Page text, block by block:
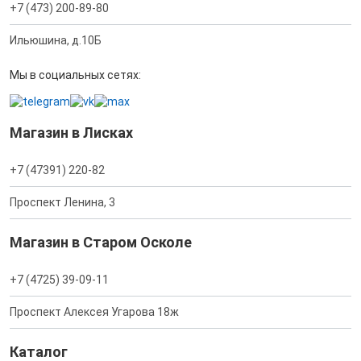
+7 (473) 200-89-80
Ильюшина, д.10Б
Мы в социальных сетях:
Магазин в Лисках
+7 (47391) 220-82
Проспект Ленина, 3
Магазин в Старом Осколе
+7 (4725) 39-09-11
Проспект Алексея Угарова 18ж
Каталог